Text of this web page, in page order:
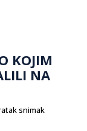
KOJIM
NA
snimak